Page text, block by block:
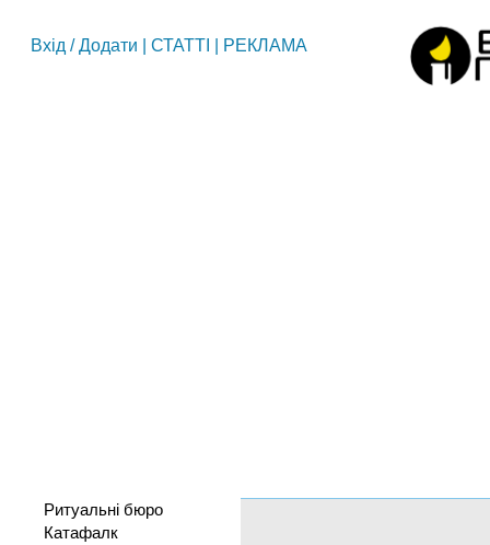
Вхід /Додати СТАТТІ РЕКЛАМА
Ритуальні бюро
Катафалк